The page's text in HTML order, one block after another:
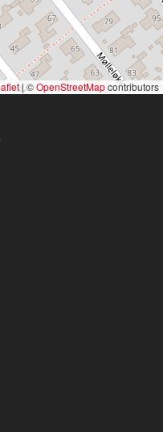
|©OpenStreetMapcontributors